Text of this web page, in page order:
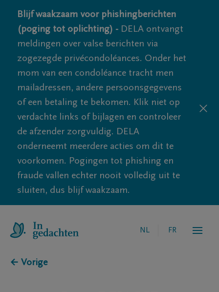
Blijf waakzaam voor phishingberichten
(poging tot oplichting) - DELA ontvangt
meldingen over valse berichten via
zogezegde privécondoléances. Onder het
mom van een condoléance tracht men
mailadressen, andere persoonsgegevens
of een betaling te bekomen. Klik niet op
verdachte links of bijlagen en controleer
de afzender zorgvuldig. DELA
onderneemt meerdere acties om dit te
voorkomen. Pogingen tot phishing en
fraude vallen echter nooit volledig uit te
sluiten, dus blijf waakzaam.
NL FR
← Vorige